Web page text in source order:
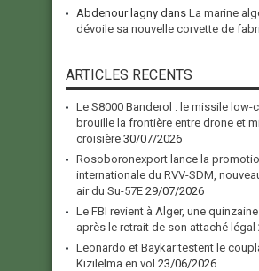
Abdenour lagny dans La marine
dévoile sa nouvelle corvette de
ARTICLES RECENTS
Le S8000 Banderol : le missile low-
brouille la frontière entre drone et
croisière 30/07/2026
Rosoboronexport lance la
internationale du RVV-SDM,
air du Su-57E 29/07/2026
Le FBI revient à Alger, une
après le retrait de son attaché légal
Leonardo et Baykar testent le
Kızılelma en vol 23/06/2026